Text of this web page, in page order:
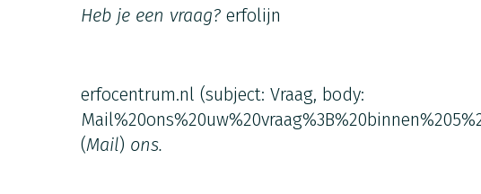
Heb je een vraag? erfolijn
erfocentrum.nl (subject: Vraag, body:
(Mail) ons.